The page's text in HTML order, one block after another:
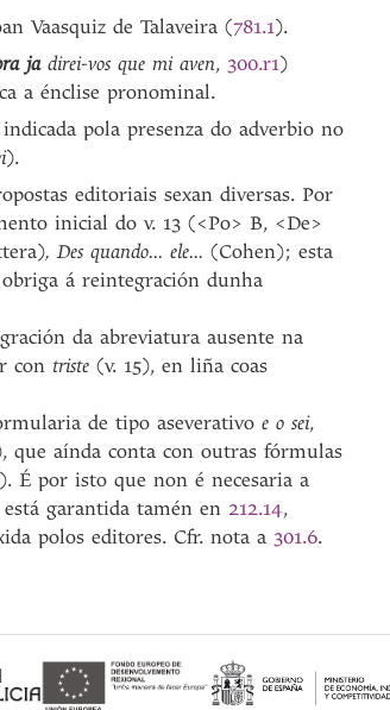
Vaasquiz de Talaveira (781.1).
jadirei-vos que mi aven, 300.r1)
a énclise pronominal.
pola presenza do adverbio no
).
editoriais sexan diversas. Por
inicial do v. 13 (<Po> B, <De>
, Des quando... ele... (Cohen); esta
á reintegración dunha
da abreviatura ausente na
con triste (v. 15), en liña coas
de tipo aseverativo e o sei,
aínda conta con outras fórmulas
É por isto que non é necesaria a
está garantida tamén en 212.14,
polos editores. Cfr. nota a 301.6.